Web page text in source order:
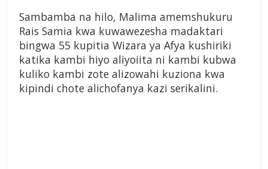
Sambamba na hilo, Malima amemshukuru
Rais Samia kwa kuwawezesha madaktari
bingwa 55 kupitia Wizara ya Afya kushiriki
katika kambi hiyo aliyoiita ni kambi kubwa
kuliko kambi zote alizowahi kuziona kwa
kipindi chote alichofanya kazi serikalini.